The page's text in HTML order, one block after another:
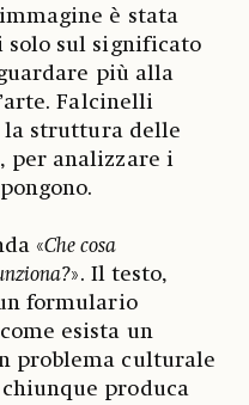
è stata
solo sul significato
più alla
Falcinelli
la struttura delle
per analizzare i
«Che cosa
». Il testo,
formulario
esista un
problema culturale
produca